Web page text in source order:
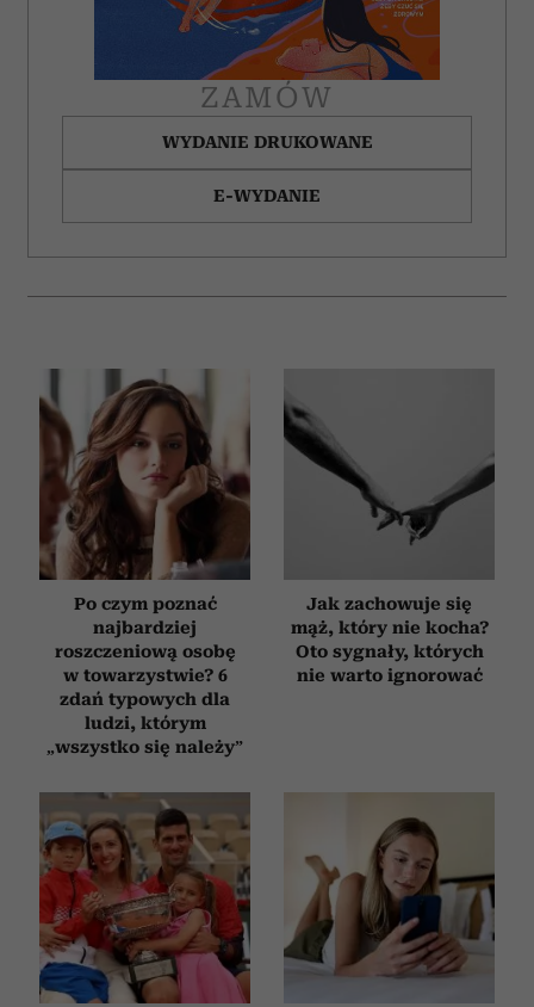
ZAMÓW
WYDANIE DRUKOWANE
E-WYDANIE
Po czym poznać
najbardziej
roszczeniową osobę
w towarzystwie? 6
zdań typowych dla
ludzi, którym
„wszystko się należy”
Jak zachowuje się
mąż, który nie kocha?
Oto sygnały, których
nie warto ignorować